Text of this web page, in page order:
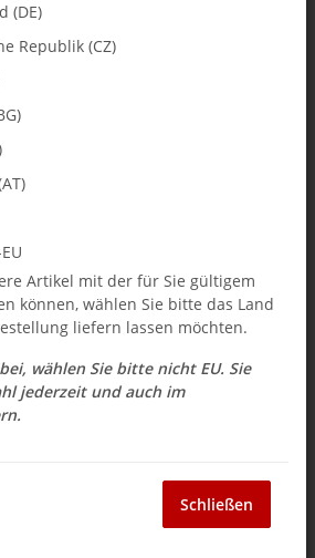
- Pack of 4
Frage zum Artikel
(DE)
Republik (CZ)
Artikel mit der für Sie gültigem
können, wählen Sie bitte das Land
liefern lassen möchten.
wählen Sie bitte nicht EU. Sie
jederzeit und auch im
Schließen